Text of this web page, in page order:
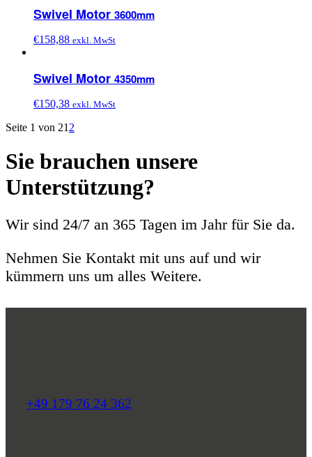
Swivel Motor 3600mm
€158,88 exkl. MwSt
Swivel Motor 4350mm
€150,38 exkl. MwSt
Seite 1 von 21 2
Sie brauchen unsere
Unterstützung?
Wir sind 24/7 an 365 Tagen im Jahr für Sie da.
Nehmen Sie Kontakt mit uns auf und wir
kümmern uns um alles Weitere.
+49 179 76 24 362